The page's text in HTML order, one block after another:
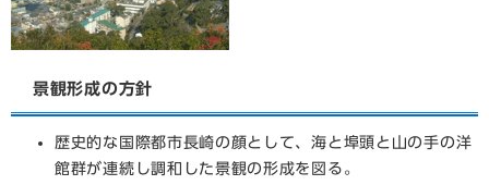
景観形成の方針
歴史的な国際都市長崎の顔として、海と埠頭と山の手の洋
館群が連続し調和した景観の形成を図る。